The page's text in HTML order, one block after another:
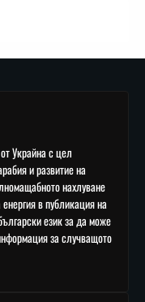
Украйна с цел
и развитие на
нахлуване
в публикация на
език за да може
за случващото